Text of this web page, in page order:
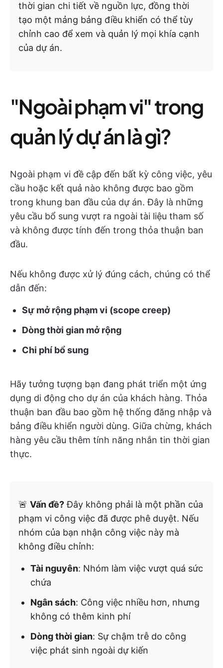
thời gian chi tiết về nguồn lực, đồng thời
tạo một mảng bảng điều khiển có thể tùy
chỉnh cao để xem và quản lý mọi khía cạnh
của dự án.
"Ngoài phạm vi" trong
quản lý dự án là gì?
Ngoài phạm vi đề cập đến bất kỳ công việc, yêu
cầu hoặc kết quả nào không được bao gồm
trong khung ban đầu của dự án. Đây là những
yêu cầu bổ sung vượt ra ngoài tài liệu tham số
và không được tính đến trong thỏa thuận ban
đầu.
Nếu không được xử lý đúng cách, chúng có thể
dẫn đến:
Sự mở rộng phạm vi (scope creep)
Dòng thời gian mở rộng
Chi phí bổ sung
Hãy tưởng tượng bạn đang phát triển một ứng
dụng di động cho dự án của khách hàng. Thỏa
thuận ban đầu bao gồm hệ thống đăng nhập và
bảng điều khiển người dùng. Giữa chừng, khách
hàng yêu cầu thêm tính năng nhắn tin thời gian
thực.
🚨 Vấn đề?Đây không phải là một phần của
phạm vi công việc đã được phê duyệt. Nếu
nhóm của bạn nhận công việc này mà
không điều chỉnh:
Tài nguyên: Nhóm làm việc vượt quá sức
chứa
Ngân sách: Công việc nhiều hơn, nhưng
không có thêm kinh phí
Dòng thời gian: Sự chậm trễ do công
việc phát sinh ngoài dự kiến